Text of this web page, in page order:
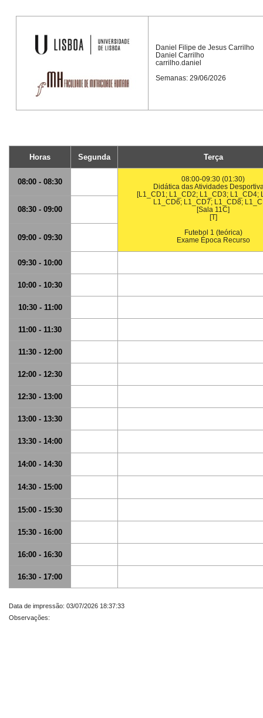
Daniel Filipe de Jesus Carrilho
Daniel Carrilho
carrilho.daniel
Semanas: 29/06/2026
Horas Segunda Terça
08:00 - 08:30
08:00-09:30 (01:30)
Didática das Atividades
[L1_CD1; L1_CD2; L1_CD3; L1_CD4;
L1_CD6; L1_CD7; L1_CD8;
[Sala 11C]
[T]
Futebol 1 (teórica)
Exame Época Recurso
08:30 - 09:00
09:00 - 09:30
09:30 - 10:00
10:00 - 10:30
10:30 - 11:00
11:00 - 11:30
11:30 - 12:00
12:00 - 12:30
12:30 - 13:00
13:00 - 13:30
13:30 - 14:00
14:00 - 14:30
14:30 - 15:00
15:00 - 15:30
15:30 - 16:00
16:00 - 16:30
16:30 - 17:00
Data de impressão: 03/07/2026 18:37:33
Observações: